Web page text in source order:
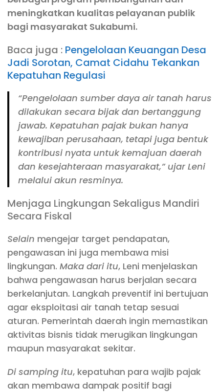
meningkatkan kualitas pelayanan publik
bagi masyarakat Sukabumi.
Baca juga : Pengelolaan Keuangan Desa
Jadi Sorotan, Camat Cidahu Tekankan
Kepatuhan Regulasi
“Pengelolaan sumber daya air tanah harus
dilakukan secara bijak dan bertanggung
jawab. Kepatuhan pajak bukan hanya
kewajiban perusahaan, tetapi juga bentuk
kontribusi nyata untuk kemajuan daerah
dan kesejahteraan masyarakat,” ujar Leni
melalui akun resminya.
Menjaga Lingkungan Sekaligus Mandiri
Secara Fiskal
Selain mengejar target pendapatan,
pengawasan ini juga membawa misi
lingkungan. Maka dari itu, Leni menjelaskan
bahwa pengawasan harus berjalan secara
berkelanjutan. Langkah preventif ini bertujuan
agar eksploitasi air tanah tetap sesuai
aturan. Pemerintah daerah ingin memastikan
aktivitas bisnis tidak merugikan lingkungan
maupun masyarakat sekitar.
Di samping itu, kepatuhan para wajib pajak
akan membawa dampak positif bagi